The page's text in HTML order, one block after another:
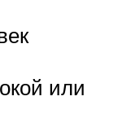
или